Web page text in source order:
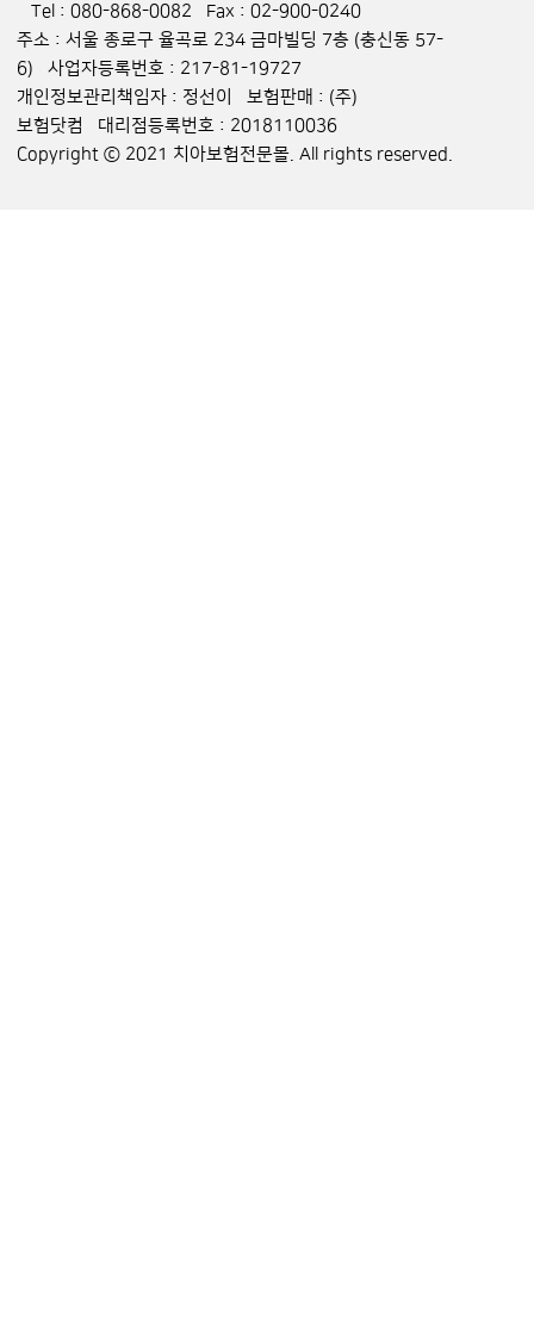
Tel : 080-868-0082 Fax : 02-900-0240
주소 : 서울 종로구 율곡로 234 금마빌딩 7층 (충신동 57-
6) 사업자등록번호 : 217-81-19727
개인정보관리책임자 : 정선이 보험판매 : (주)
보험닷컴 대리점등록번호 : 2018110036
Copyright ⓒ 2021 치아보험전문몰. All rights reserved.